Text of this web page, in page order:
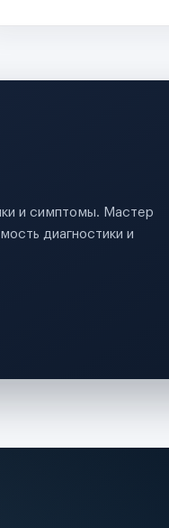
и симптомы. Мастер
диагностики и